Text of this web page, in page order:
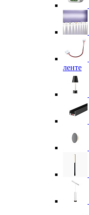
ленте